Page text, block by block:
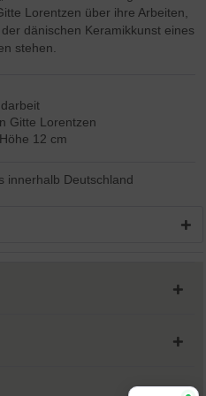
Lorentzen über ihre Arbeiten,
dänischen Keramikkunst eines
stehen.
Gitte Lorentzen
12 cm
innerhalb Deutschland